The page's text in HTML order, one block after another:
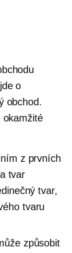
o
obchod.
okamžité
z prvních
tvar
tvar,
tvaru
způsobit